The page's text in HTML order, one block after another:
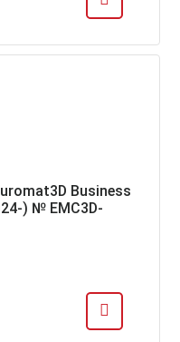
Business
) № EMC3D-